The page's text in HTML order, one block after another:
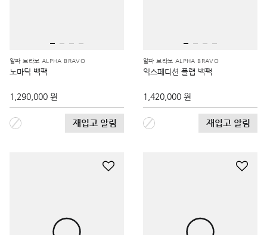
알파 브라보 ALPHA BRAVO
노마딕 백팩
1,290,000 원
재입고 알림
알파 브라보 ALPHA BRAVO
익스페디션 플랩 백팩
1,420,000 원
재입고 알림